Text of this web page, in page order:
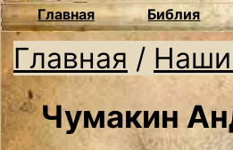
Главная Библия
Главная / Наши
Чумакин